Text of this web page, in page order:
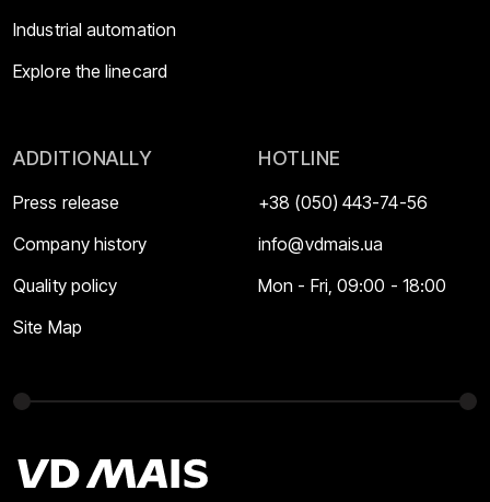
Industrial automation
Explore the linecard
ADDITIONALLY
Press release
Company history
Quality policy
Site Map
HOTLINE
+38 (050) 443-74-56
info@vdmais.ua
Mon - Fri, 09:00 - 18:00